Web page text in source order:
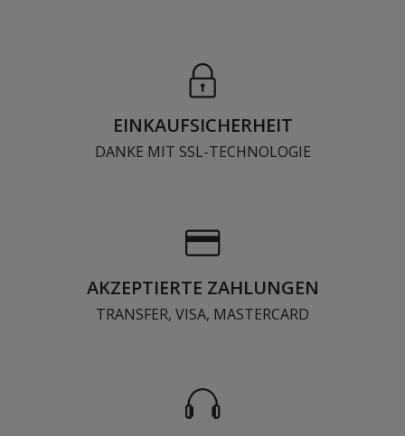
EINKAUFSICHERHEIT
DANKE MIT SSL-TECHNOLOGIE
AKZEPTIERTE ZAHLUNGEN
TRANSFER, VISA, MASTERCARD